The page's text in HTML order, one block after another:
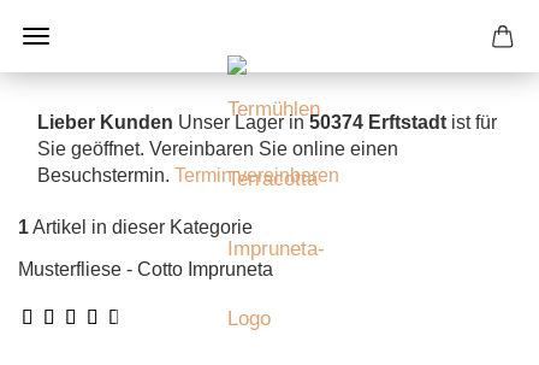
Lieber Kunden Unser Lager in50374 Erftstadt ist für
Sie geöffnet. Vereinbaren Sie online einen
Besuchstermin. Termin vereinbaren
1Artikel in dieser Kategorie
Musterfliese - Cotto Impruneta